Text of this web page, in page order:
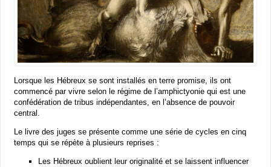
Lorsque les Hébreux se sont installés en terre promise, ils ont
commencé par vivre selon le régime de l’amphictyonie qui est une
confédération de tribus indépendantes, en l’absence de pouvoir
central.
Le livre des juges se présente comme une série de cycles en cinq
temps qui se répète à plusieurs reprises :
Les Hébreux oublient leur originalité et se laissent influencer